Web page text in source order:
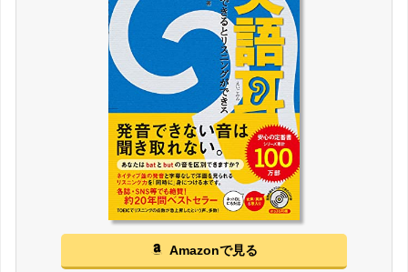
Amazonで見る